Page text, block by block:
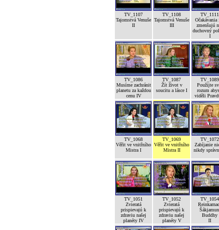
TV_1107
Tajomstvá Venuše
II
TV_1108
Tajomstvá Venuše
III
TV_1111
Očakávania
zmenšujú
duchovný
I
TV_1086
Musíme zachránit
planetu za každou
cenu IV
TV_1087
Žít život v
soucitu a lásce I
TV_1089
Použijte
rozum
viděli
TV_1068
Věřit ve vnitřního
Mistra I
TV_1069
Věřit ve vnitřního
Mistra II
TV_1072
Zabíjanie
nikdy
TV_1051
Zvieratá
prispievajú k
zdraviu našej
planéty IV
TV_1052
Zvieratá
prispievajú k
zdraviu našej
planéty V
TV_1054
Buddhy
II